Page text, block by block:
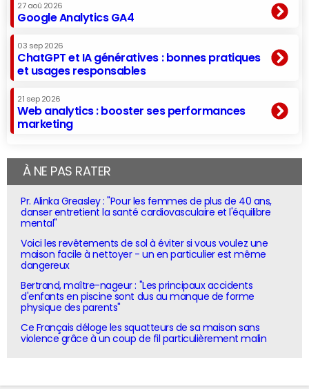
27 aoû 2026
Google Analytics GA4
03 sep 2026
ChatGPT et IA génératives : bonnes pratiques
et usages responsables
21 sep 2026
Web analytics : booster ses performances
marketing
À NE PAS RATER
Pr. Alinka Greasley : "Pour les femmes de plus de 40 ans,
danser entretient la santé cardiovasculaire et l'équilibre
mental"
Voici les revêtements de sol à éviter si vous voulez une
maison facile à nettoyer - un en particulier est même
dangereux
Bertrand, maître-nageur : "Les principaux accidents
d'enfants en piscine sont dus au manque de forme
physique des parents"
Ce Français déloge les squatteurs de sa maison sans
violence grâce à un coup de fil particulièrement malin